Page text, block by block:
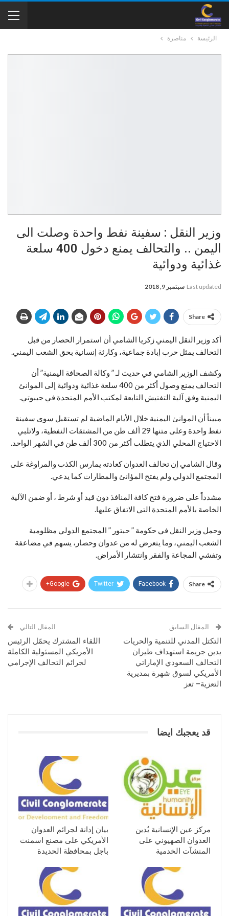
الرئيسة مناصرة
وزير النقل : سفينة نفط واحدة وصلت الى
اليمن .. والتحالف يمنع دخول 400 سلعة
غذائية ودوائية
Last updated سبتمبر 9, 2018
Share
أكد وزير النقل اليمني زكريا الشامي أن استمرار الحصار من قبل
التحالف يمثل حرب إبادة جماعية، وكارثة إنسانية بحق الشعب اليمني.
وكشف الوزير الشامي في حديث لـ ” وكالة الصحافة اليمنية” أن
التحالف يمنع وصول أكثر من 400 سلعة غذائية ودوائية إلى الموانئ
اليمنية وفق آلية التفتيش التابعة لمكتب الأمم المتحدة في جيبوتي.
مبيناً أن الموانئ اليمنية خلال الأيام الماضية لم تستقبل سوى سفينة
نفط واحدة وعلى متنها 29 ألف طن من المشتقات النفطية، ولاتلبي
الاحتياج المحلي الذي يتطلب أكثر من 300 ألف طن في الشهر الواحد.
وقال الشامي إن تحالف العدوان كعادته يمارس الكذب والمراوغة على
المجتمع الدولي ولم يفتح المؤانئ والمطارات كما يدعي.
مشدداً على ضرورة فتح كافة المنافذ دون قيد أو شرط ، أو ضمن الآلية
الخاصة بالأمم المتحدة التي الاتفاق عليها.
وحمل وزير النقل في حكومة ” حبتور ” المجتمع الدولي مظلومية
الشعب اليمني، وما يتعرض له من عدوان وحصار، يسهم في مضاعفة
وتفشي المجاعة والفقر وانتشار الأمراض.
Share
Facebook
Twitter
Google+
المقال السابق
التكتل المدني للتنمية والحريات
يدين جريمة استهداف طيران
التحالف السعودي الإماراتي
الأمريكي لسوق شهرة بمديرية
التعزية– تعز
المقال التالي
اللقاء المشترك يحمّل الرئيس
الأمريكي المسئولية الكاملة
لجرائم التحالف الإجرامي
قد يعجبك ايضا
مركز عين الإنسانية يُدين
العدوان الصهيوني على
المنشآت الخدمية
بيان إدانة لجرائم العدوان
الأمريكي على مصنع اسمنت
باجل بمحافظة الحديدة